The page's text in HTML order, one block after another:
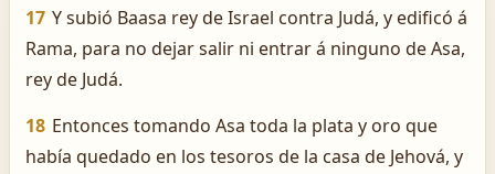
17 Y subió Baasa rey de Israel contra Judá, y edificó á
Rama, para no dejar salir ni entrar á ninguno de Asa,
rey de Judá.
18 Entonces tomando Asa toda la plata y oro que
había quedado en los tesoros de la casa de Jehová, y